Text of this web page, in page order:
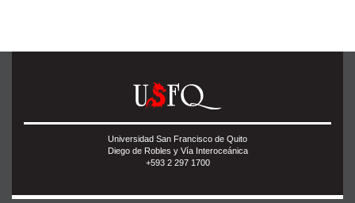
Universidad San Francisco de Quito
Diego de Robles y Vía Interoceánica
+593 2 297 1700